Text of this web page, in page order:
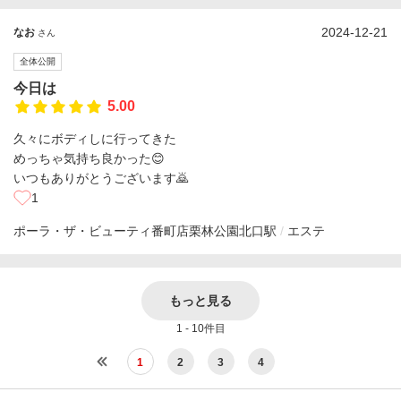
なお さん 2024-12-21
全体公開
今日は
5.00
久々にボディしに行ってきた
めっちゃ気持ち良かった😊
いつもありがとうございます🙇
1
ポーラ・ザ・ビューティ番町店栗林公園北口駅 エステ
もっと見る
1 - 10件目
1 2 3 4